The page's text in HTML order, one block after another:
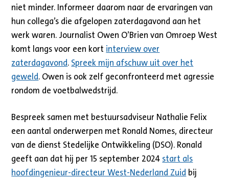
niet minder. Informeer daarom naar de ervaringen van
hun collega’s die afgelopen zaterdagavond aan het
werk waren. Journalist Owen O’Brien van Omroep West
komt langs voor een kort interview over
zaterdagavond. Spreek mijn afschuw uit over het
geweld. Owen is ook zelf geconfronteerd met agressie
rondom de voetbalwedstrijd.
Bespreek samen met bestuursadviseur Nathalie Felix
een aantal onderwerpen met Ronald Nomes, directeur
van de dienst Stedelijke Ontwikkeling (DSO). Ronald
geeft aan dat hij per 15 september 2024 start als
hoofdingenieur-directeur West-Nederland Zuid bij